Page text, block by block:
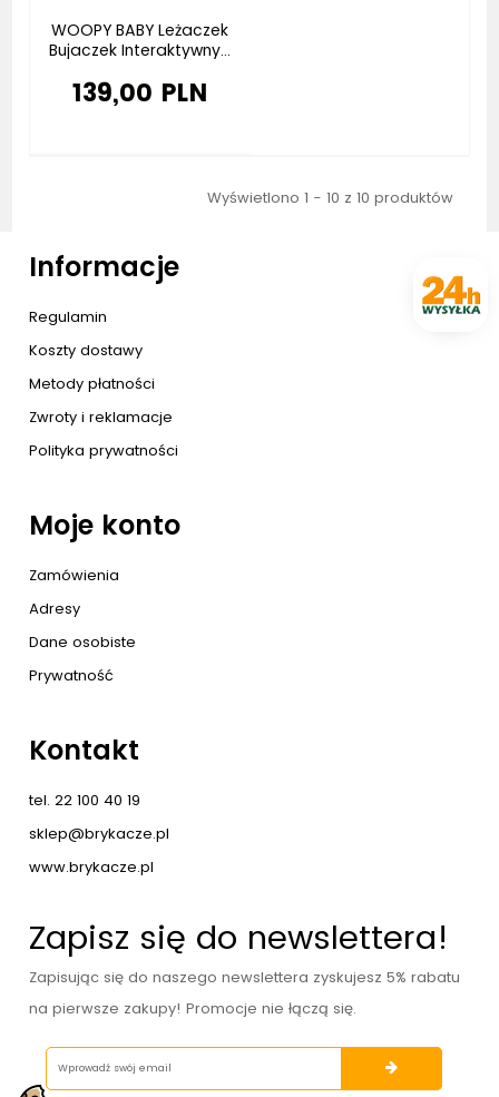
WOOPY BABY Leżaczek
Bujaczek Interaktywny...
139,00 PLN
Wyświetlono 1 - 10 z 10 produktów
Informacje
Regulamin
Koszty dostawy
Metody płatności
Zwroty i reklamacje
Polityka prywatności
Moje konto
Zamówienia
Adresy
Dane osobiste
Prywatność
Kontakt
tel. 22 100 40 19
sklep@brykacze.pl
www.brykacze.pl
Zapisz się do newslettera!
Zapisując się do naszego newslettera zyskujesz 5% rabatu
na pierwsze zakupy! Promocje nie łączą się.